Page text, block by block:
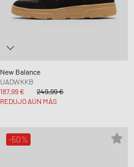
New Balance
UADWKKB
187,99 €
249,99 €
REDUJO AÚN MÁS
-50%